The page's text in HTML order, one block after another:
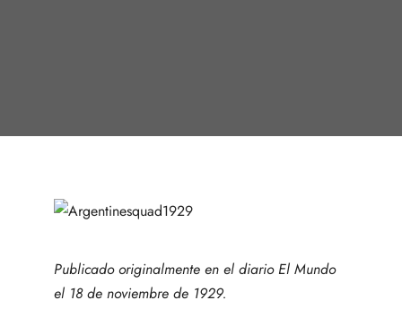
Publicado originalmente en el diario El Mundo
el 18 de noviembre de 1929.